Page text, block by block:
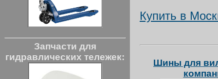
Запчасти для
гидравлических тележек:
Купить в
Шины для